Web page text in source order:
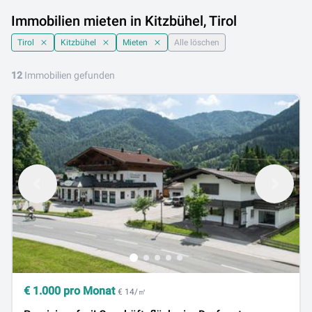
Immobilien mieten in Kitzbühel, Tirol
Tirol Kitzbühel Mieten Alle löschen
12 Immobilien gefunden
€ 1.000 pro Monat € 14/㎡